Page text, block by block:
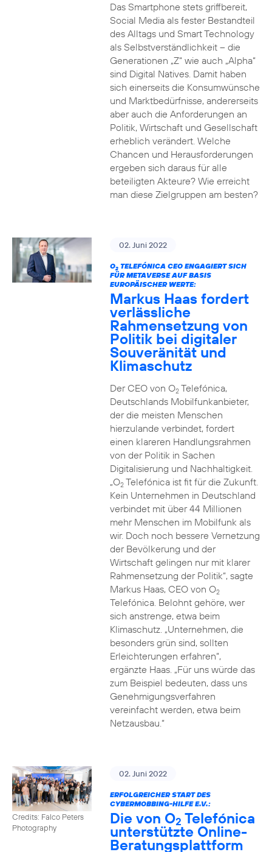
Das Smartphone stets griffbereit,
Social Media als fester Bestandteil
des Alltags und Smart Technology
als Selbstverständlichkeit – die
Generationen „Z“ wie auch „Alpha“
sind Digital Natives. Damit haben
sich einerseits die Konsumwünsche
und Marktbedürfnisse, andererseits
aber auch die Anforderungen an
Politik, Wirtschaft und Gesellschaft
erheblich verändert. Welche
Chancen und Herausforderungen
ergeben sich daraus für alle
beteiligten Akteure? Wie erreicht
man diese Zielgruppen am besten?
02. Juni 2022
O2TELEFÓNICA CEO ENGAGIERT SICH
FÜR METAVERSE AUF BASIS
EUROPÄISCHER WERTE:
Markus Haas fordert
verlässliche
Rahmensetzung von
Politik bei digitaler
Souveränität und
Klimaschutz
Der CEO von O2Telefónica,
Deutschlands Mobilfunkanbieter,
der die meisten Menschen
hierzulande verbindet, fordert
einen klareren Handlungsrahmen
von der Politik in Sachen
Digitalisierung und Nachhaltigkeit.
„O2Telefónica ist fit für die Zukunft.
Kein Unternehmen in Deutschland
verbindet mit über 44 Millionen
mehr Menschen im Mobilfunk als
wir. Doch noch bessere Vernetzung
der Bevölkerung und der
Wirtschaft gelingen nur mit klarer
Rahmensetzung der Politik“, sagte
Markus Haas, CEO von O2
Telefónica. Belohnt gehöre, wer
sich anstrenge, etwa beim
Klimaschutz. „Unternehmen, die
besonders grün sind, sollten
Erleichterungen erfahren“,
ergänzte Haas. „Für uns würde das
zum Beispiel bedeuten, dass uns
Genehmigungsverfahren
vereinfacht werden, etwa beim
Netzausbau.“
Credits: Falco Peters
Photography
02. Juni 2022
ERFOLGREICHER START DES
CYBERMOBBING-HILFE E.V.:
Die von O2 Telefónica
unterstützte Online-
Beratungsplattform